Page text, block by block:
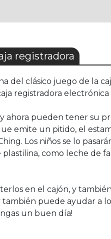
registradora
del clásico juego de la
registradora electrónica
ahora pueden tener su
emite un pitido, el
Los niños se lo
como leche de
en el cajón, y
puede ayudar a
un buen día!